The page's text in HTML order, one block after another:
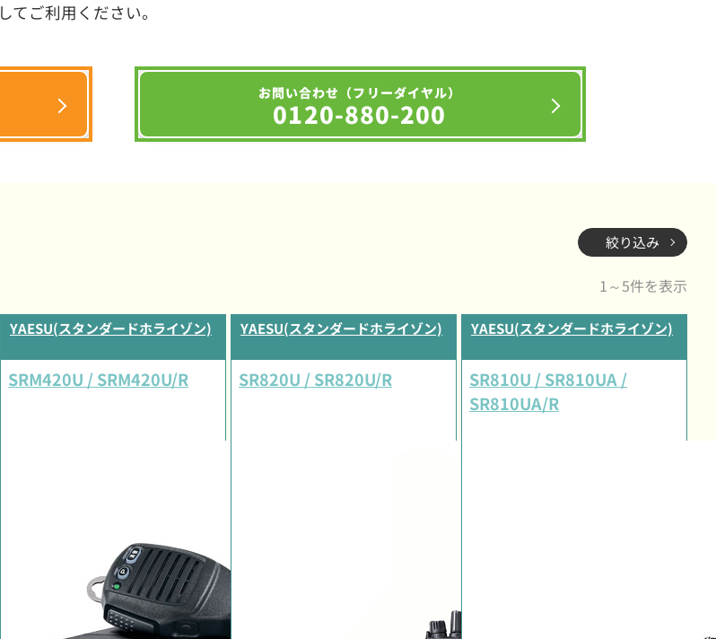
ご利用ください。
お問い合わせ（フリーダイヤル）
0120-880-200
絞り込み
1～5件を表示
YAESU(スタンダードホライゾン)
SRM420U / SRM420U/R
YAESU(スタンダードホライゾン)
SR820U / SR820U/R
YAESU(スタンダードホライゾン)
SR810U / SR810UA /
SR810UA/R